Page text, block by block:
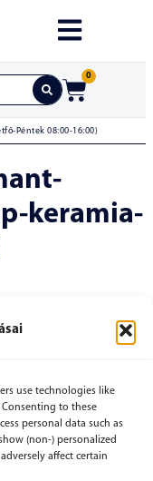
use technologies like
to these
personal data such as
(non-) personalized
affect certain
0
Péntek 08:00-16:00)
keramia-